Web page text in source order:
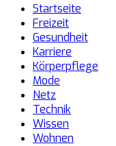
Startseite
Freizeit
Gesundheit
Karriere
Körperpflege
Mode
Netz
Technik
Wissen
Wohnen